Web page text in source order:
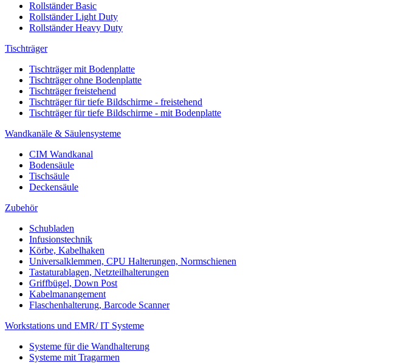
Rollständer Basic
Rollständer Light Duty
Rollständer Heavy Duty
Tischträger
Tischträger mit Bodenplatte
Tischträger ohne Bodenplatte
Tischträger freistehend
Tischträger für tiefe Bildschirme - freistehend
Tischträger für tiefe Bildschirme - mit Bodenplatte
Wandkanäle & Säulensysteme
CIM Wandkanal
Bodensäule
Tischsäule
Deckensäule
Zubehör
Schubladen
Infusionstechnik
Körbe, Kabelhaken
Universalklemmen, CPU Halterungen, Normschienen
Tastaturablagen, Netzteilhalterungen
Griffbügel, Down Post
Kabelmanangement
Flaschenhalterung, Barcode Scanner
Workstations und EMR/ IT Systeme
Systeme für die Wandhalterung
Systeme mit Tragarmen